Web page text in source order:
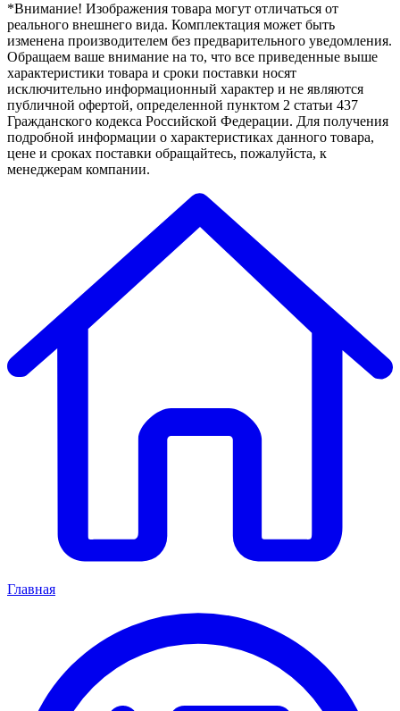
*Внимание! Изображения товара могут отличаться от
реального внешнего вида. Комплектация может быть
изменена производителем без предварительного уведомления.
Обращаем ваше внимание на то, что все приведенные выше
характеристики товара и сроки поставки носят
исключительно информационный характер и не являются
публичной офертой, определенной пунктом 2 статьи 437
Гражданского кодекса Российской Федерации. Для получения
подробной информации о характеристиках данного товара,
цене и сроках поставки обращайтесь, пожалуйста, к
менеджерам компании.
Главная